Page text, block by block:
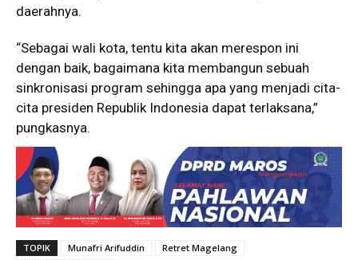
daerahnya.
“Sebagai wali kota, tentu kita akan merespon ini
dengan baik, bagaimana kita membangun sebuah
sinkronisasi program sehingga apa yang menjadi cita-
cita presiden Republik Indonesia dapat terlaksana,”
pungkasnya.
TOPIK Munafri Arifuddin
Retret Magelang